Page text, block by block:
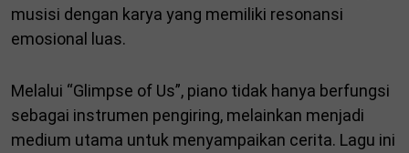
musisi dengan karya yang memiliki resonansi
emosional luas.
Melalui “Glimpse of Us”, piano tidak hanya berfungsi
sebagai instrumen pengiring, melainkan menjadi
medium utama untuk menyampaikan cerita. Lagu ini